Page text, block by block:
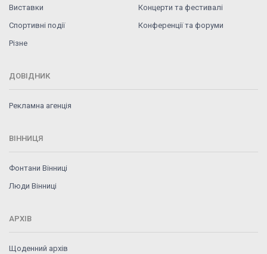
Виставки
Концерти та фестивалі
Спортивні події
Конференції та форуми
Різне
ДОВІДНИК
Рекламна агенція
ВІННИЦЯ
Фонтани Вінниці
Люди Вінниці
АРХІВ
Щоденний архів